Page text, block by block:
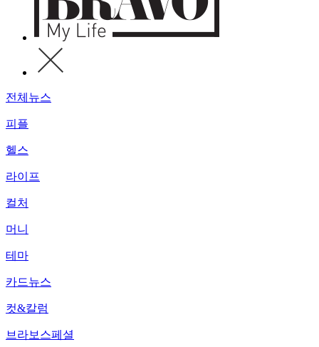
전체뉴스
피플
헬스
라이프
컬처
머니
테마
카드뉴스
컷&칼럼
브라보스페셜